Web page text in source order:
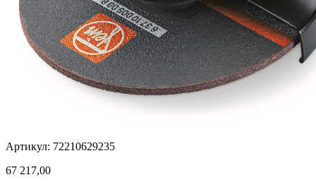
Артикул: 72210629235
67 217,00